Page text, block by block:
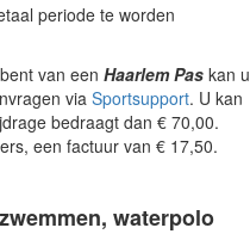
periode te worden
van een Haarlem Pas kan u
via Sportsupport. U kan
bedraagt dan € 70,00.
een factuur van € 17,50.
waterpolo